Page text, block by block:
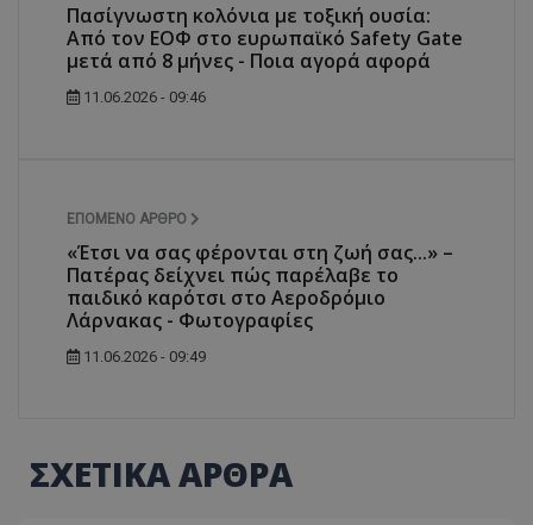
Πασίγνωστη κολόνια με τοξική ουσία:
Από τον ΕΟΦ στο ευρωπαϊκό Safety Gate
μετά από 8 μήνες - Ποια αγορά αφορά
11.06.2026 - 09:46
ΕΠΌΜΕΝΟ ΆΡΘΡΟ
«Έτσι να σας φέρονται στη ζωή σας...» –
Πατέρας δείχνει πώς παρέλαβε το
παιδικό καρότσι στο Αεροδρόμιο
Λάρνακας - Φωτογραφίες
11.06.2026 - 09:49
ΣΧΕΤΙΚΑ ΑΡΘΡΑ
ASP.NET_SessionId
Microsoft Corporation
VISITOR_PRIVACY_METADATA